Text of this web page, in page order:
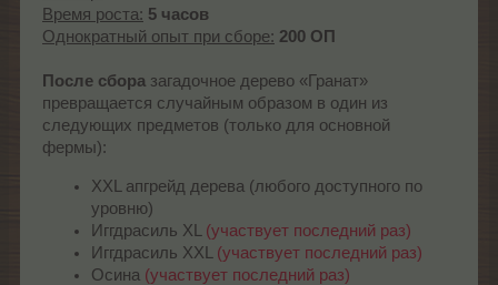
Время роста: 5 часов
Однократный опыт при сборе: 200 ОП
После сбора загадочное дерево «Гранат»
превращается случайным образом в один из
следующих предметов (только для основной
фермы):
XXL апгрейд дерева (любого доступного по
уровню)
Иггдрасиль XL (участвует последний раз)
Иггдрасиль XXL
(участвует последний раз)
Осина (участвует последний раз)